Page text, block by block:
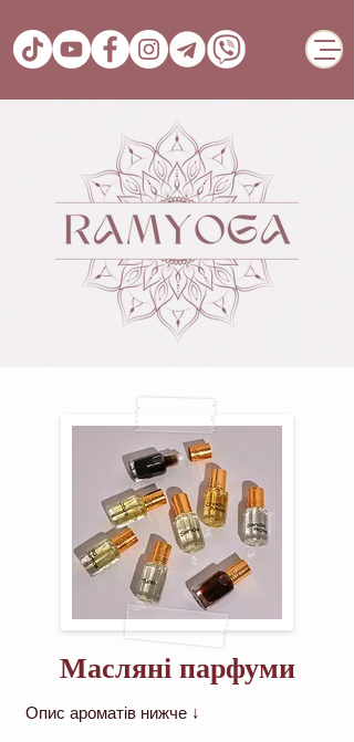
Масляні парфуми
Опис ароматів нижче ↓